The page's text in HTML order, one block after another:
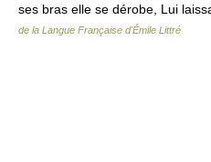
ses bras elle se dérobe, Lui
de la Langue Française d'Émile Littré